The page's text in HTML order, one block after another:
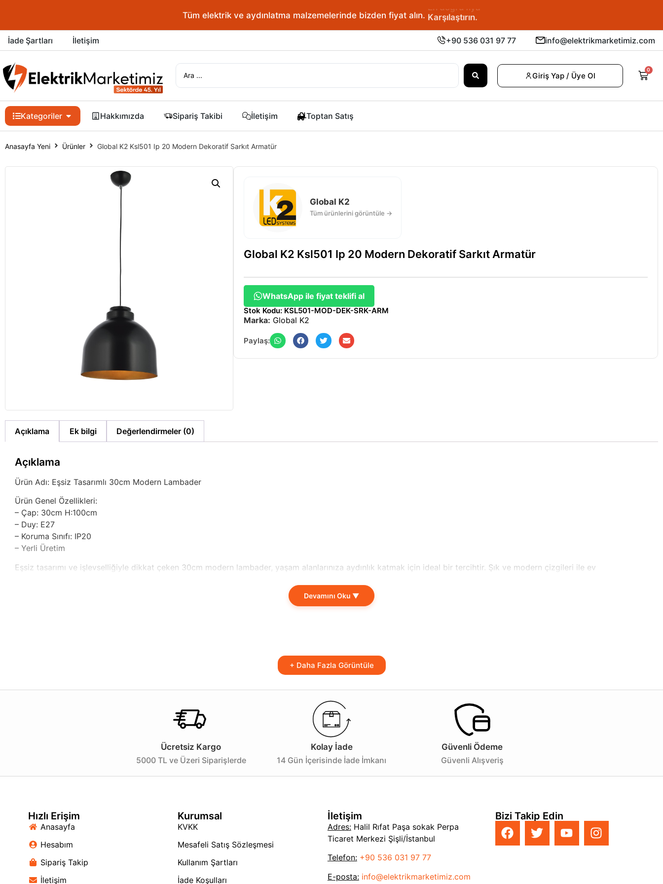
Tüm elektrik ve aydınlatma malzemelerinde bizden fiyat alın. En doğru fiyatı bulun.
İade Şartları İletişim +90 536 031 97 77 info@elektrikmarketimiz.com
Giriş Yap / Üye Ol
0
Kategoriler Hakkımızda Sipariş Takibi İletişim Toptan Satış
Anasayfa Yeni Ürünler Global K2 Ksl501 Ip 20 Modern Dekoratif Sarkıt Armatür
Global K2
Tüm ürünlerini görüntüle →
Global K2 Ksl501 Ip 20 Modern Dekoratif Sarkıt Armatür
WhatsApp ile fiyat teklifi al
Stok Kodu: KSL501-MOD-DEK-SRK-ARM
Marka: Global K2
Paylaş:
Açıklama Ek bilgi Değerlendirmeler (0)
Açıklama
Ürün Adı: Eşsiz Tasarımlı 30cm Modern Lambader
Ürün Genel Özellikleri:
– Çap: 30cm H:100cm
– Duy: E27
– Koruma Sınıfı: IP20
– Yerli Üretim
Eşsiz tasarımı ve işlevselliğiyle dikkat çeken 30cm modern lambader, yaşam alanlarınıza aydınlık katmak için ideal bir tercihtir. Şık ve modern çizgileri ile ev
E27 duyuyla uyumlu olan yapısı, enerji verimliliği yüksek ampulleri kullanmanıza olanak tanır. Bu sayede, enerji tasarrufu sağlar ve istenilen aydınlatma derecesine
tamamlayacak mükemmel bir aksesuar olarak öne çıkar. Düşük enerjili ampullerle kullanarak hem çevre dostu bir seçenek yaratabilir hem de şıklığından ödün vermeden
Devamını Oku ▼
+ Daha Fazla Görüntüle
Ücretsiz Kargo
5000 TL ve Üzeri Siparişlerde
Kolay İade
14 Gün İçerisinde İade İmkanı
Güvenli Ödeme
Güvenli Alışveriş
Hızlı Erişim
Anasayfa
Hesabım
Sipariş Takip
İletişim
Kurumsal
KVKK
Mesafeli Satış Sözleşmesi
Kullanım Şartları
İade Koşulları
İletişim
Adres:Halil Rıfat Paşa sokak Perpa
Ticaret Merkezi Şişli/İstanbul
Telefon: +90 536 031 97 77
E-posta: info@elektrikmarketimiz.com
Bizi Takip Edin